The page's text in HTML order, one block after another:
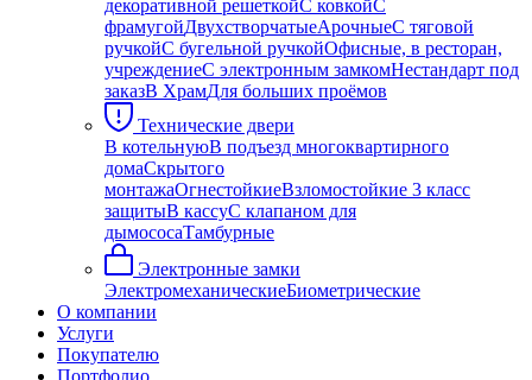
декоративной решеткойС ковкойС
фрамугойДвухстворчатыеАрочныеС тяговой
ручкойС бугельной ручкойОфисные, в ресторан,
учреждениеС электронным замкомНестандарт под
заказВ ХрамДля больших проёмов
Технические двери
В котельнуюВ подъезд многоквартирного
домаСкрытого
монтажаОгнестойкиеВзломостойкие 3 класс
защитыВ кассуС клапаном для
дымососаТамбурные
Электронные замки
ЭлектромеханическиеБиометрические
О компании
Услуги
Покупателю
Портфолио